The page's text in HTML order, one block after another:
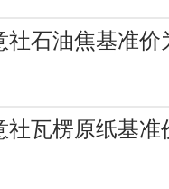
社石油焦基准价
社瓦楞原纸基准